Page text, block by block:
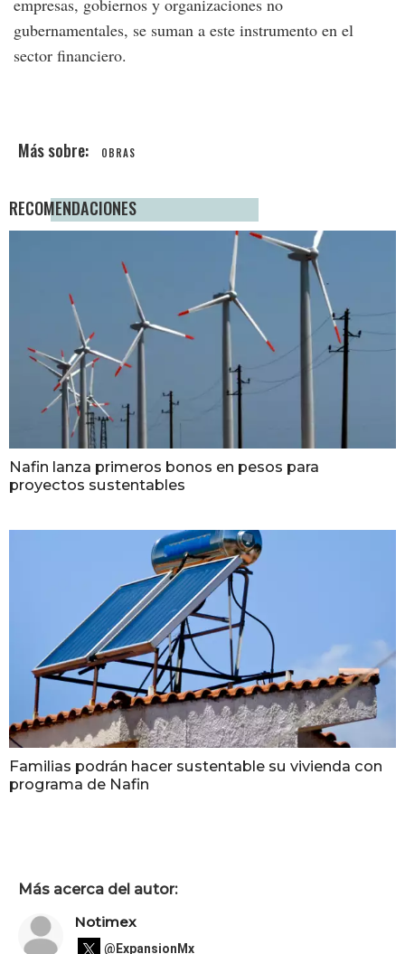
gubernamentales, se suman a este instrumento en el
sector financiero.
OBRAS
RECOMENDACIONES
Nafin lanza primeros bonos en pesos para
proyectos sustentables
Familias podrán hacer sustentable su vivienda con
programa de Nafin
Más acerca del autor:
Notimex
@ExpansionMx